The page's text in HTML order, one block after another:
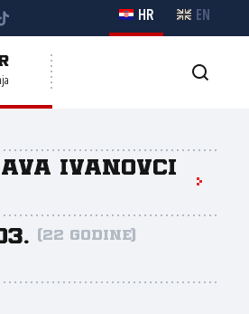
HR EN
Ivanovci
(22 godine)